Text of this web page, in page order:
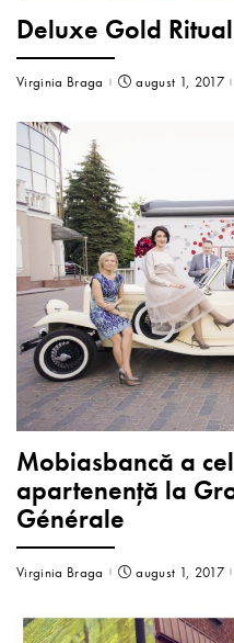
Deluxe Gold
Virginia Braga august 1, 2017
Mobiasbancă a
apartenenţă la
Générale
Virginia Braga august 1, 2017